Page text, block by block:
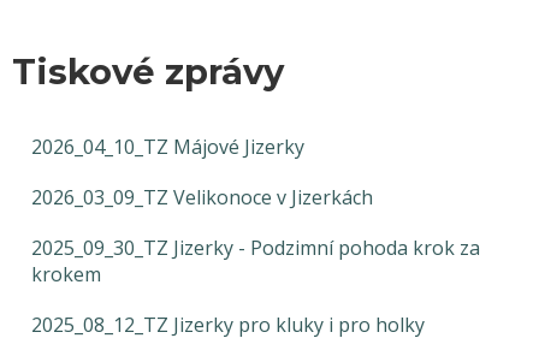
Tiskové zprávy
2026_04_10_TZ Májové Jizerky
2026_03_09_TZ Velikonoce v Jizerkách
2025_09_30_TZ Jizerky - Podzimní pohoda krok za
krokem
2025_08_12_TZ Jizerky pro kluky i pro holky